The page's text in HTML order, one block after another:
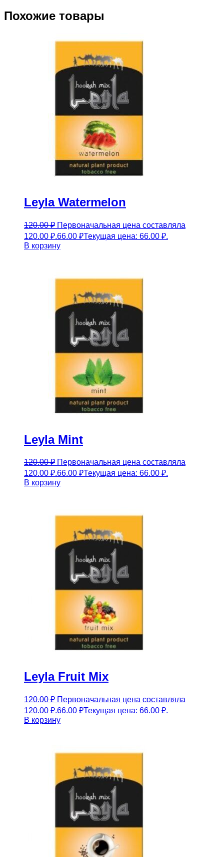
Похожие товары
Leyla Watermelon
120.00₽ Первоначальная цена составляла
120.00 ₽.66.00 ₽Текущая цена: 66.00 ₽.
В корзину
Leyla Mint
120.00₽ Первоначальная цена составляла
120.00 ₽.66.00 ₽Текущая цена: 66.00 ₽.
В корзину
Leyla Fruit Mix
120.00₽ Первоначальная цена составляла
120.00 ₽.66.00 ₽Текущая цена: 66.00 ₽.
В корзину